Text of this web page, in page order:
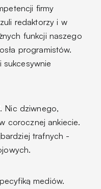
firmy
redaktorzy i w
funkcji naszego
programistów.
Nic dziwnego,
corocznej ankiecie.
trafnych -
mediów.